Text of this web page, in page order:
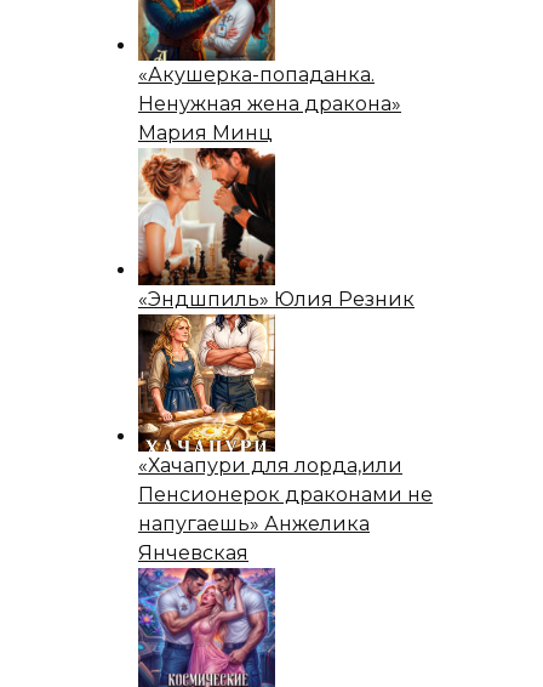
«Акушерка-попаданка.
Ненужная жена дракона»
Мария Минц
«Эндшпиль» Юлия Резник
«Хачапури для лорда,или
Пенсионерок драконами не
напугаешь» Анжелика
Янчевская